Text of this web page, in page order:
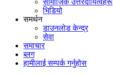
सामाजिक उत्तरदायित्वहरू
भिडियो
समर्थन
डाउनलोड केन्द्र
सेवा
समाचार
ब्लग
हामीलाई सम्पर्क गर्नुहोस